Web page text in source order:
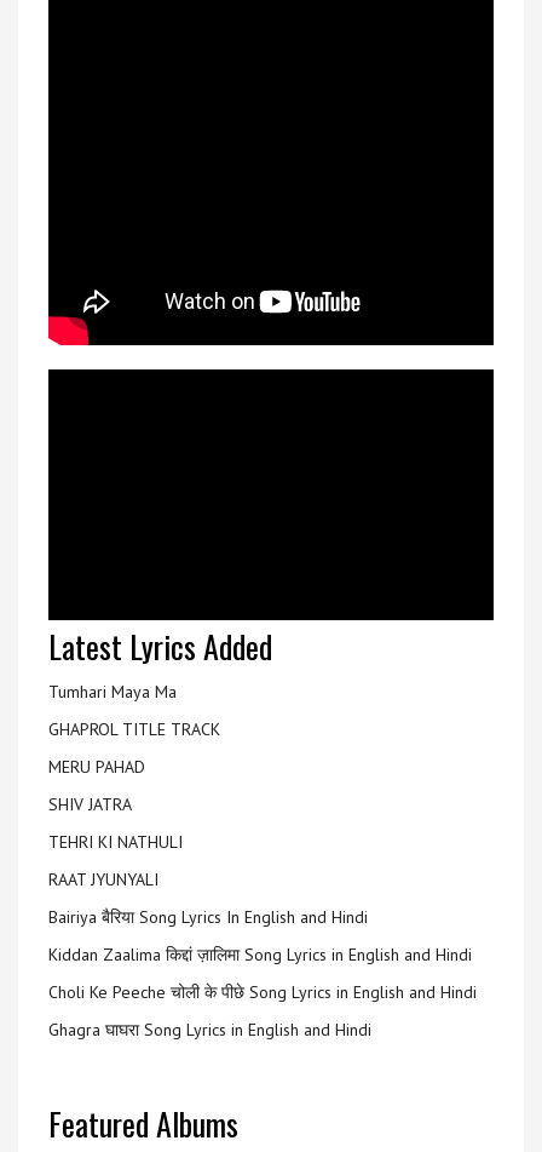
Latest Lyrics Added
Tumhari Maya Ma
GHAPROL TITLE TRACK
MERU PAHAD
SHIV JATRA
TEHRI KI NATHULI
RAAT JYUNYALI
Bairiya बैरिया Song Lyrics In English and Hindi
Kiddan Zaalima किद्दां ज़ालिमा Song Lyrics in English and Hindi
Choli Ke Peeche चोली के पीछे Song Lyrics in English and Hindi
Ghagra घाघरा Song Lyrics in English and Hindi
Featured Albums